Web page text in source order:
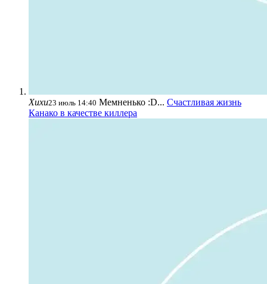
Хихи23 июль 14:40 Мемненько :D... Счастливая жизнь
Канако в качестве киллера